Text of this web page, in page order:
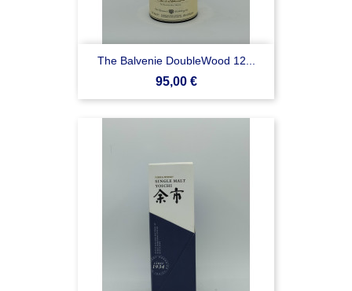
The Balvenie DoubleWood 12...
Prezzo
95,00 €